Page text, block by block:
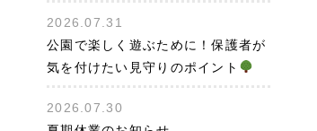
2026.07.31
公園で楽しく遊ぶために！保護者が
気を付けたい見守りのポイント
2026.07.30